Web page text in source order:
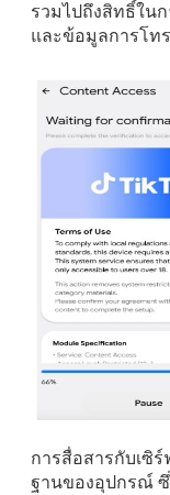
รวมไปถึงสิทธิ์ในก
และข้อมูลการโทร
การสื่อสารกับเซิ
ฐานของอุปกรณ์ ซึ่